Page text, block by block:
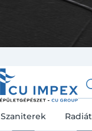
Szaniterek